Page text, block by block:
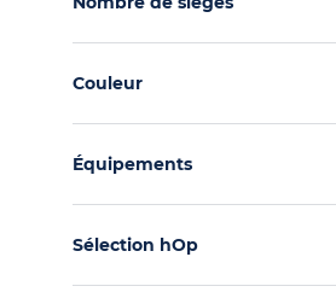
Couleur
Équipements
Sélection hOp